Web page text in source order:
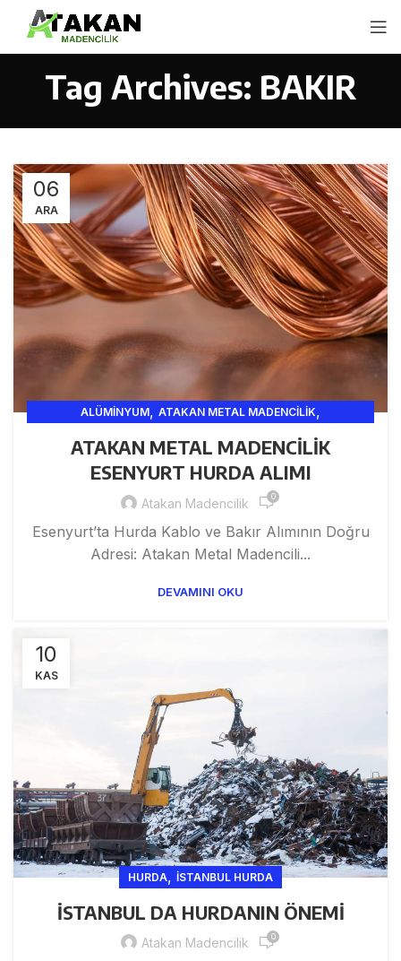
Tag Archives: BAKIR
06
ARA
ALÜMINYUM, ATAKAN METAL MADENCILIK,
BAKIR
BAKIR HURDA,BAKIRKÖY HURDA FIYATLARI,
BEŞIKTAŞ HURDA HIZMETLERI,GERI DÖNÜŞÜM VE SANAYI
HURDA, HURDA ALIM SATIM, HURDA FIYATLARI
HURDA ISTANBUL HURDA METAL , HURDA TICARET
HURDA VE GERI DÖNÜŞÜM İSTANBUL HURDA
ATAKAN METAL MADENCİLİK
ESENYURT HURDA ALIMI
Atakan Madencilik 0
Esenyurt’ta Hurda Kablo ve Bakır Alımının Doğru
Adresi: Atakan Metal Madencili...
DEVAMINI OKU
10
KAS
HURDA, ISTANBUL HURDA
İSTANBUL DA HURDANIN ÖNEMİ
Atakan Madencilik 0